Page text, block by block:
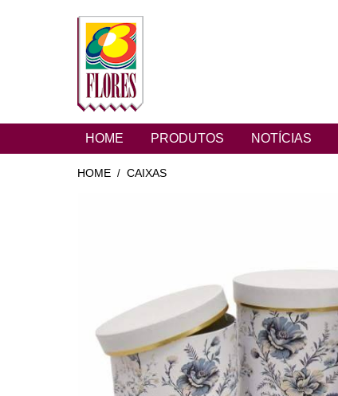
HOME PRODUTOS NOTÍCIAS
HOME / CAIXAS